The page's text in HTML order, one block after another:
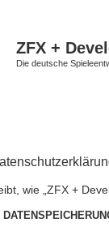
ZFX +
Die deutsche
wie „ZFX +